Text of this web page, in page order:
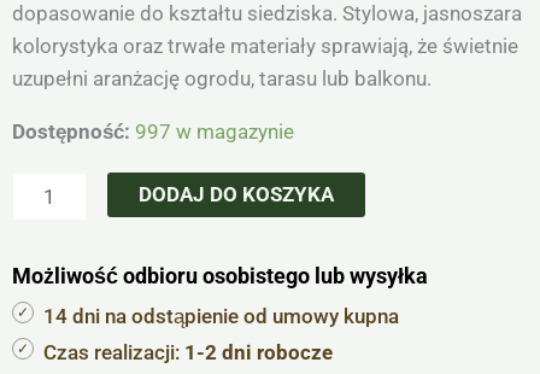
dopasowanie do kształtu siedziska. Stylowa, jasnoszara
kolorystyka oraz trwałe materiały sprawiają, że świetnie
uzupełni aranżację ogrodu, tarasu lub balkonu.
Dostępność: 997 w magazynie
DODAJ DO KOSZYKA
Możliwość odbioru osobistego lub wysyłka
14 dni na odstąpienie od umowy kupna
Czas realizacji: 1-2 dni robocze